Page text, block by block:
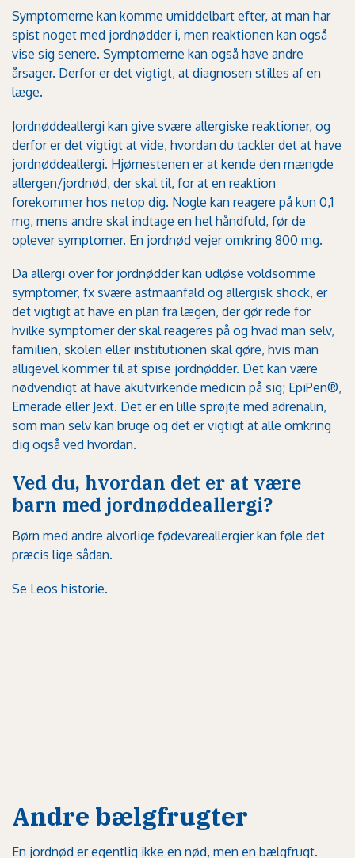
Symptomerne kan komme umiddelbart efter, at man har
spist noget med jordnødder i, men reaktionen kan også
vise sig senere. Symptomerne kan også have andre
årsager. Derfor er det vigtigt, at diagnosen stilles af en
læge.
Jordnøddeallergi kan give svære allergiske reaktioner, og
derfor er det vigtigt at vide, hvordan du tackler det at have
jordnøddeallergi. Hjørnestenen er at kende den mængde
allergen/jordnød, der skal til, for at en reaktion
forekommer hos netop dig. Nogle kan reagere på kun 0,1
mg, mens andre skal indtage en hel håndfuld, før de
oplever symptomer. En jordnød vejer omkring 800 mg.
Da allergi over for jordnødder kan udløse voldsomme
symptomer, fx svære astmaanfald og allergisk shock, er
det vigtigt at have en plan fra lægen, der gør rede for
hvilke symptomer der skal reageres på og hvad man selv,
familien, skolen eller institutionen skal gøre, hvis man
alligevel kommer til at spise jordnødder. Det kan være
nødvendigt at have akutvirkende medicin på sig; EpiPen®,
Emerade eller Jext. Det er en lille sprøjte med adrenalin,
som man selv kan bruge og det er vigtigt at alle omkring
dig også ved hvordan.
Ved du, hvordan det er at være
barn med jordnøddeallergi?
Børn med andre alvorlige fødevareallergier kan føle det
præcis lige sådan.
Se Leos historie.
Andre bælgfrugter
En jordnød er egentlig ikke en nød, men en bælgfrugt.